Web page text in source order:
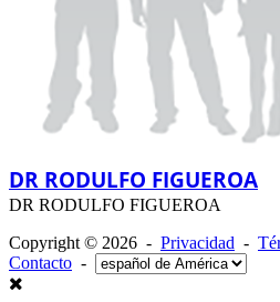
DR RODULFO FIGUEROA
DR RODULFO FIGUEROA
Copyright © 2026 - Privacidad -
Contacto -